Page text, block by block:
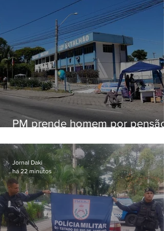
PM prende homem por pensão
Jornal Daki
há 22 minutos